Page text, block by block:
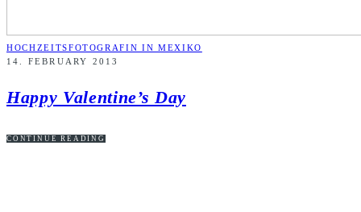
HOCHZEITSFOTOGRAFIN IN MEXIKO
14. FEBRUARY 2013
Happy Valentine’s Day
CONTINUE READING